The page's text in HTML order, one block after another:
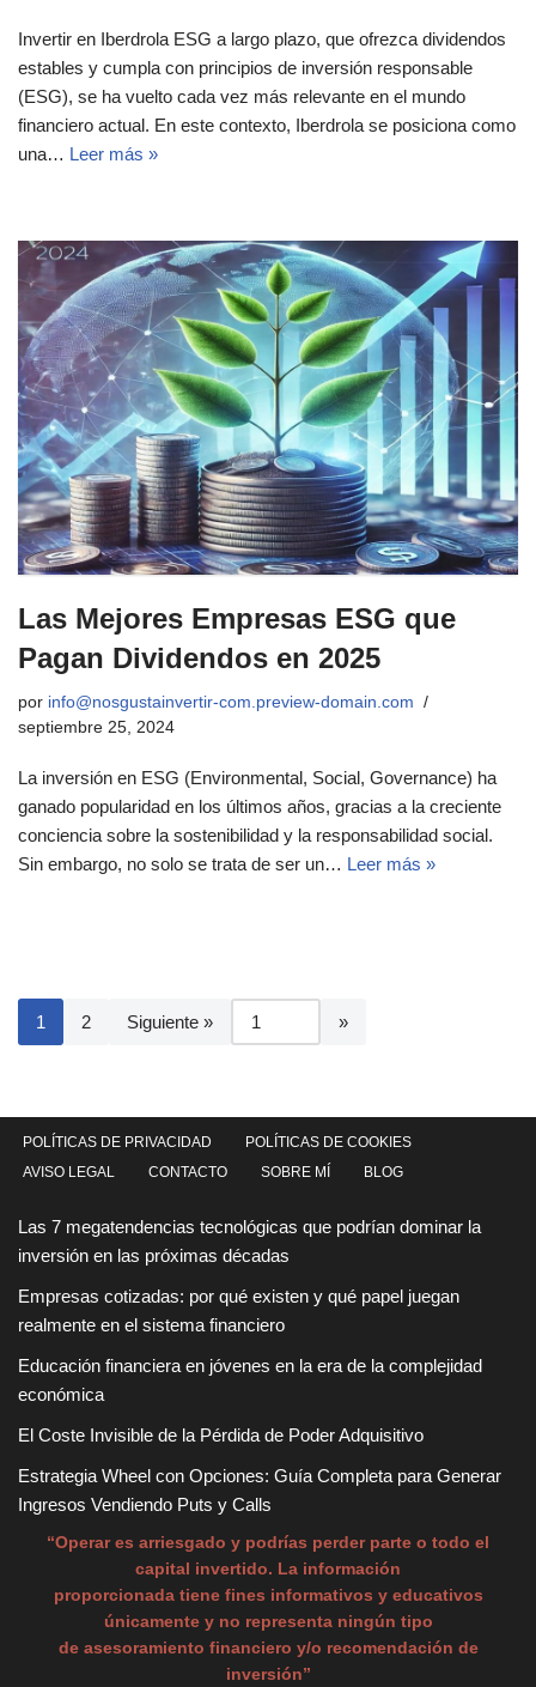
Invertir en Iberdrola ESG a largo plazo, que ofrezca dividendos
estables y cumpla con principios de inversión responsable
(ESG), se ha vuelto cada vez más relevante en el mundo
financiero actual. En este contexto, Iberdrola se posiciona como
una… Leer más »
Las Mejores Empresas ESG que
Pagan Dividendos en 2025
por info@nosgustainvertir-com.preview-domain.com
septiembre 25, 2024
La inversión en ESG (Environmental, Social, Governance) ha
ganado popularidad en los últimos años, gracias a la creciente
conciencia sobre la sostenibilidad y la responsabilidad social.
Sin embargo, no solo se trata de ser un… Leer más »
1 2 Siguiente »
POLÍTICAS DE PRIVACIDAD
POLÍTICAS DE COOKIES
AVISO LEGAL
CONTACTO SOBRE MÍ BLOG
Las 7 megatendencias tecnológicas que podrían dominar la
inversión en las próximas décadas
Empresas cotizadas: por qué existen y qué papel juegan
realmente en el sistema financiero
Educación financiera en jóvenes en la era de la complejidad
económica
El Coste Invisible de la Pérdida de Poder Adquisitivo
Estrategia Wheel con Opciones: Guía Completa para Generar
Ingresos Vendiendo Puts y Calls
“Operar es arriesgado y podrías perder parte o todo el
capital invertido. La información
proporcionada tiene fines informativos y educativos
únicamente y no representa ningún tipo
de asesoramiento financiero y/o recomendación de
inversión”